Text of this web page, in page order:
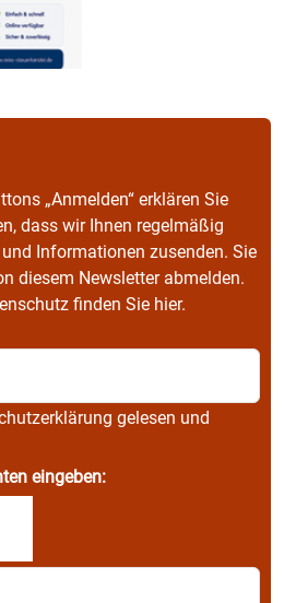
„Anmelden“ erklären Sie
dass wir Ihnen regelmäßig
Informationen zusenden. Sie
diesem Newsletter abmelden.
finden Sie hier.
gelesen und
eingeben: